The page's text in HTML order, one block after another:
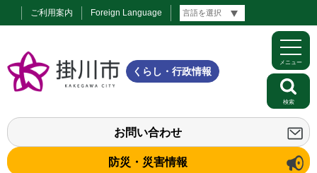
ご利用案内 Foreign Language
くらし・行政情報
お問い合わせ
防災・災害情報
メニュー
検索